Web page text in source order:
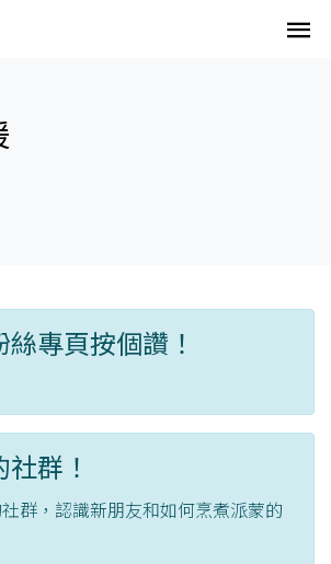
專頁按個讚！
群！
群，認識新朋友和如何烹煮派蒙的